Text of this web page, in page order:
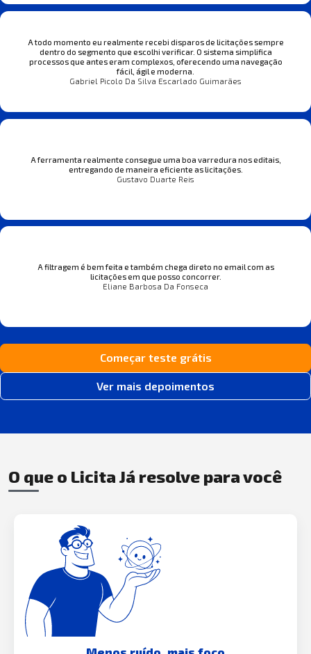
A todo momento eu realmente recebi disparos de licitações sempre
dentro do segmento que escolhi verificar. O sistema simplifica
processos que antes eram complexos, oferecendo uma navegação
fácil, ágil e moderna.
Gabriel Picolo Da Silva Escarlado Guimarães
A ferramenta realmente consegue uma boa varredura nos editais,
entregando de maneira eficiente as licitações.
Gustavo Duarte Reis
A filtragem é bem feita e também chega direto no email com as
licitações em que posso concorrer.
Eliane Barbosa Da Fonseca
Começar teste grátis
Ver mais depoimentos
O que o Licita Já resolve para você